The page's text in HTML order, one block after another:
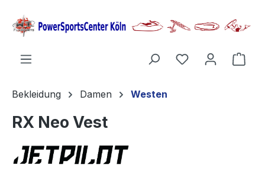
springen
Bekleidung Damen Westen
RX Neo Vest